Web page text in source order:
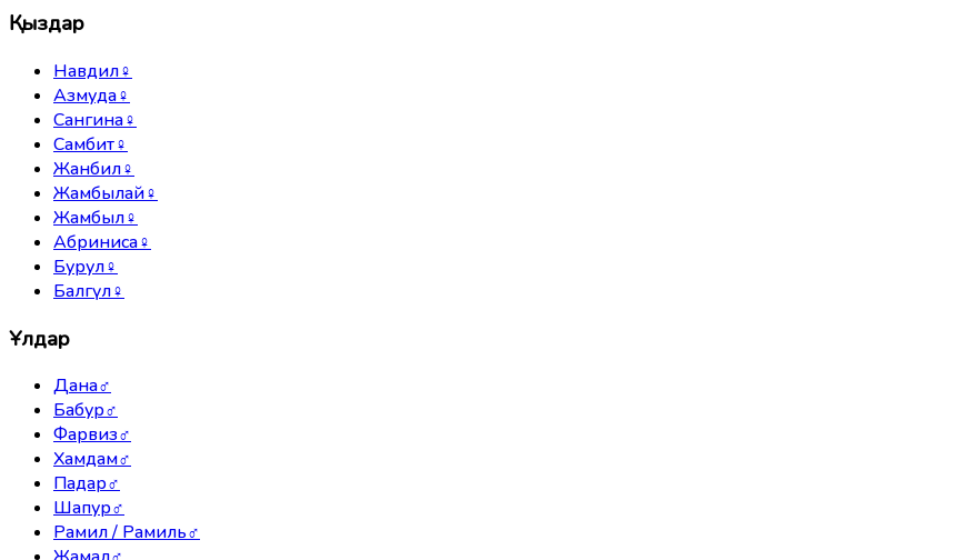
Қыздар
Навдил♀
Азмуда♀
Сангина♀
Самбит♀
Жанбил♀
Жамбылай♀
Жамбыл♀
Абриниса♀
Бурул♀
Балгүл♀
Ұлдар
Дана♂
Бабур♂
Фарвиз♂
Хамдам♂
Падар♂
Шапур♂
Рамил / Рамиль♂